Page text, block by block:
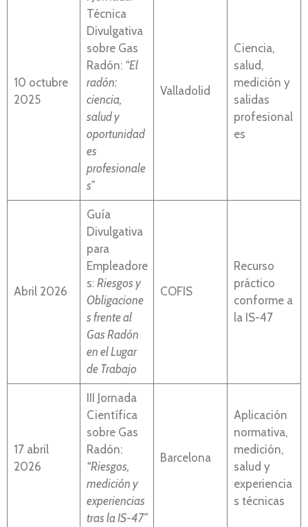
10 octubre
2025
Técnica
Divulgativa
sobre Gas
Radón: “El
radón:
ciencia,
salud y
oportunidad
es
profesionale
s”
Valladolid
Ciencia,
salud,
medición y
salidas
profesional
es
Abril 2026
Guía
Divulgativa
para
Empleadore
s: Riesgos y
Obligacione
s frente al
Gas Radón
en el Lugar
de Trabajo
COFIS
Recurso
práctico
conforme a
la IS-47
17 abril
2026
III Jornada
Científica
sobre Gas
Radón:
“Riesgos,
medición y
experiencias
tras la IS-47”
Barcelona
Aplicación
normativa,
medición,
salud y
experiencia
s técnicas